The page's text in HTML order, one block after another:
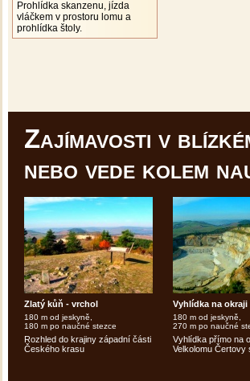
Prohlídka skanzenu, jízda
vláčkem v prostoru lomu a
prohlídka štoly.
Zajímavosti v
nebo vede kolem
Zlatý kůň - vrchol
180 m od jeskyně,
180 m po naučné stezce
Rozhled do krajiny západní části
Českého krasu
Vyhlídka na okraji
180 m od jeskyně,
270 m po naučné
Vyhlídka přímo na
Velkolomu Čertovy